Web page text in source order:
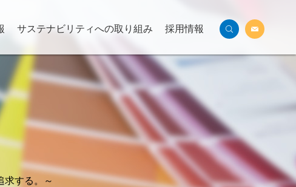
サステナビリティへの取り組み 採用情報
求する。～